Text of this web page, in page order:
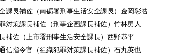
課長補佐（南砺署刑事生活安全課長）金岡彰浩
対策課長補佐（刑事企画課長補佐）竹林勇人
補佐（上市署刑事生活安全課長）西野恭平
信指令官（組織犯罪対策課長補佐）石丸英也